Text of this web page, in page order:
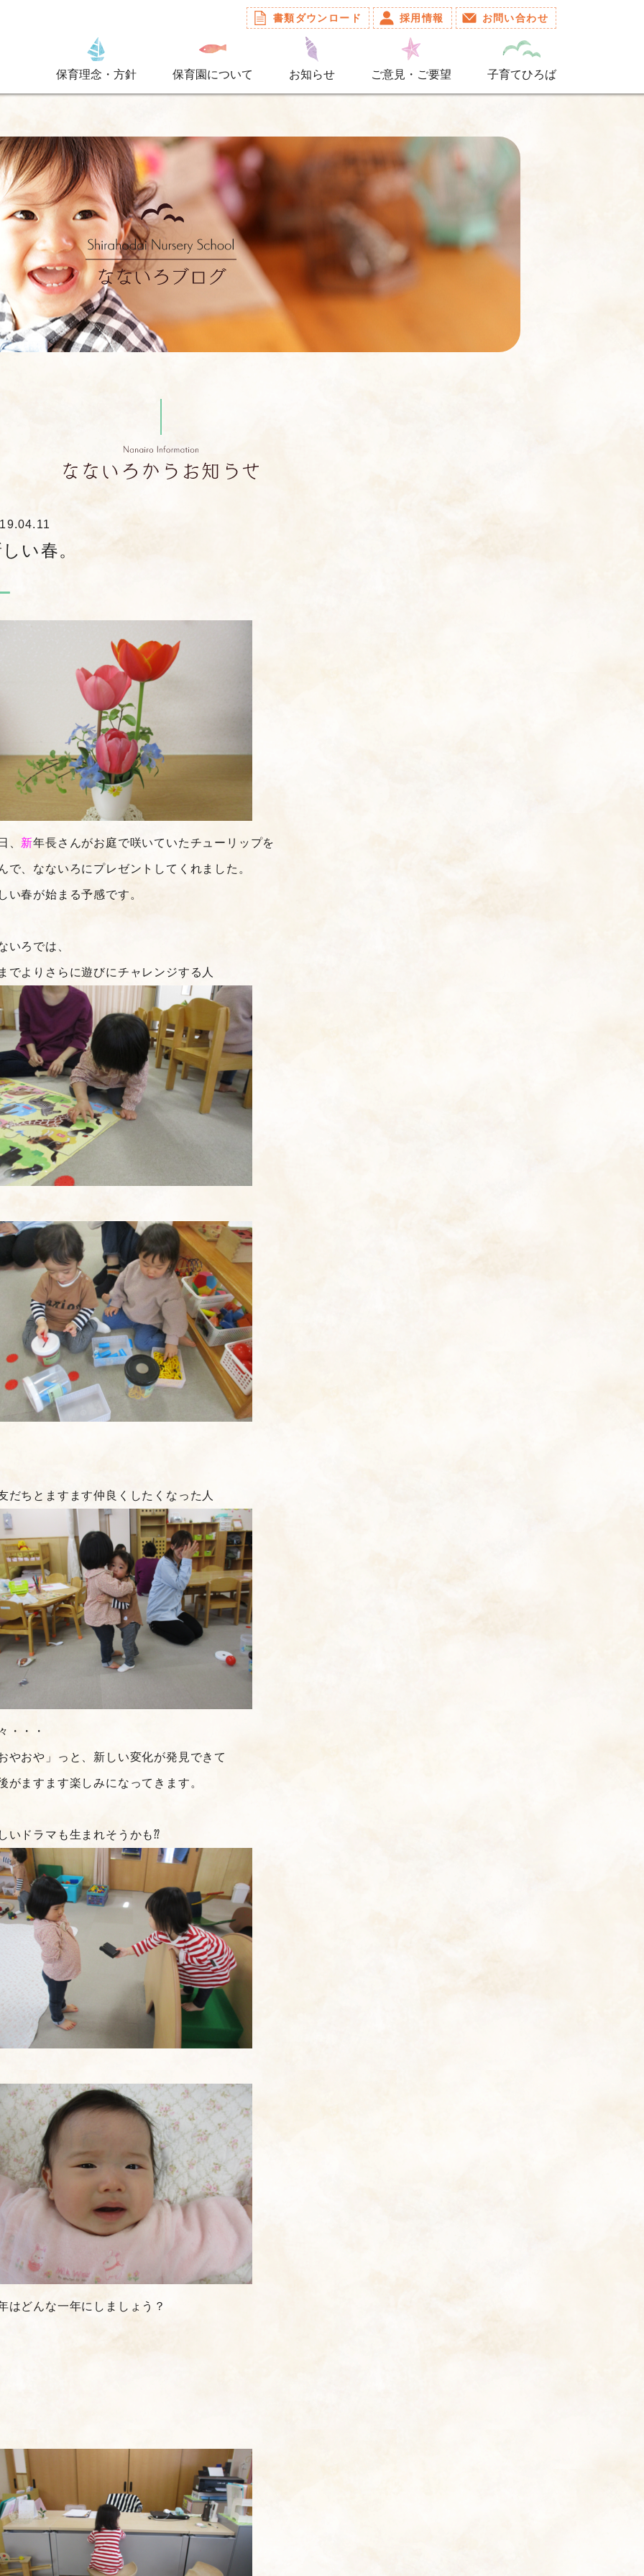
保育理念・方針 保育園について お知らせ ご意見・ご要望 子育てひろば
書類ダウンロード 採用情報 お問い合わせ
い春。
、 新年長さんがお庭で咲いていたチューリップを
で、なないろにプレゼントしてくれました。
い春が始まる予感です。
いろでは、
でよりさらに遊びにチャレンジする人
だちとますます仲良くしたくなった人
・・・
やおや」っと、新しい変化が発見できて
がますます楽しみになってきます。
いドラマも生まれそうかも⁇
はどんな一年にしましょう？